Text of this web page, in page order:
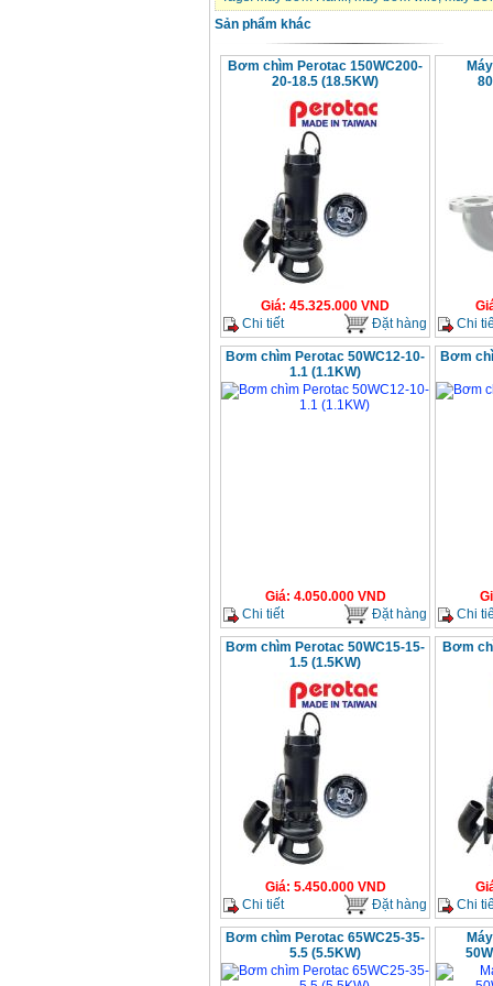
Sản phẩm khác
Bơm chìm Perotac 150WC200-
20-18.5 (18.5KW)
Giá: 45.325.000 VND
Chi tiết
Đặt hàng
Chi
Bơm chìm Perotac 50WC12-10-
1.1 (1.1KW)
Giá: 4.050.000VND
Chi tiết
Đặt hàng
Bơm
Chi
Bơm chìm Perotac 50WC15-15-
1.5 (1.5KW)
Giá: 5.450.000VND
Chi tiết
Đặt hàng
Bơm
Chi
Bơm chìm Perotac 65WC25-35-
5.5 (5.5KW)